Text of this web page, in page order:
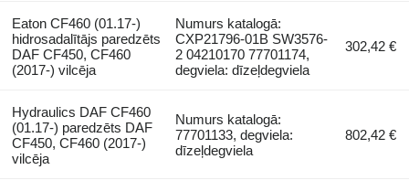
Eaton CF460 (01.17-)
hidrosadalītājs paredzēts
DAF CF450, CF460
(2017-) vilcēja
Numurs katalogā:
CXP21796-01B SW3576-
2 04210170 77701174,
degviela: dīzeļdegviela
302,42 €
Hydraulics DAF CF460
(01.17-) paredzēts DAF
CF450, CF460 (2017-)
vilcēja
Numurs katalogā:
77701133, degviela:
dīzeļdegviela
802,42 €